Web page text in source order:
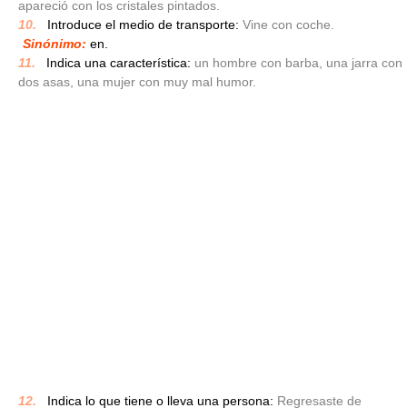
apareció con los cristales pintados.
10.
Introduce el medio de transporte: Vine con coche.
Sinónimo: en.
11.
Indica una característica: un hombre con barba, una jarra con
dos asas, una mujer con muy mal humor.
12. Indica lo que tiene o lleva una persona: Regresaste de